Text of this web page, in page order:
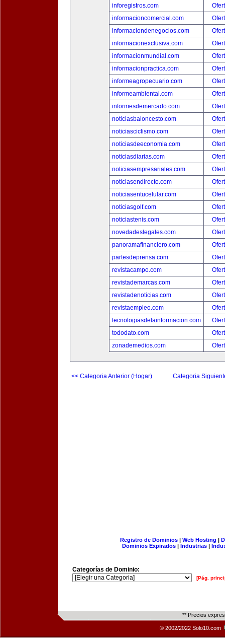
inforegistros.com
informacioncomercial.com
informaciondenegocios.com
informacionexclusiva.com
informacionmundial.com
informacionpractica.com
informeagropecuario.com
informeambiental.com
informesdemercado.com
noticiasbaloncesto.com
noticiasciclismo.com
noticiasdeeconomia.com
noticiasdiarias.com
noticiasempresariales.com
noticiasendirecto.com
noticiasentucelular.com
noticiasgolf.com
noticiastenis.com
novedadeslegales.com
panoramafinanciero.com
partesdeprensa.com
revistacampo.com
revistademarcas.com
revistadenoticias.com
revistaempleo.com
tecnologiasdelainformacion.com
tododato.com
zonademedios.com
<< Categoria Anterior (Hogar) Categoria
Registro de Dominios| Web Hosting |
Dominios Expirados | Industrias |
Categorías de Dominio:
[Pág.
** Precios
© 2002/2022 Solo10.com